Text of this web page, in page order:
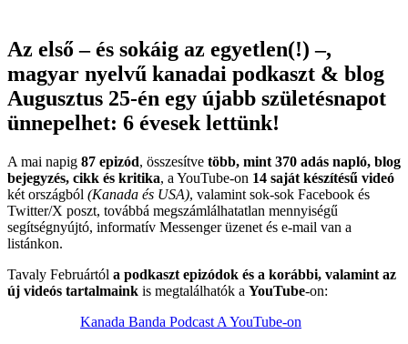
Az első – és sokáig az egyetlen(!) –,
magyar nyelvű kanadai podkaszt & blog
Augusztus 25-én egy újabb születésnapot
ünnepelhet: 6 évesek lettünk!
A mai napig 87 epizód, összesítve több, mint 370 adás napló, blog
bejegyzés, cikk és kritika, a YouTube-on 14 saját készítésű videó
két országból (Kanada és USA), valamint sok-sok Facebook és
Twitter/X poszt, továbbá megszámlálhatatlan mennyiségű
segítségnyújtó, informatív Messenger üzenet és e-mail van a
listánkon.
Tavaly Februártól a podkaszt epizódok és a korábbi, valamint az
új videós tartalmaink is megtalálhatók a YouTube-on:
Kanada Banda Podcast A YouTube-on